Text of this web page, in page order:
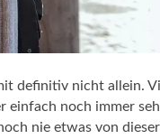
definitiv nicht allein.
einfach noch immer
nie etwas von